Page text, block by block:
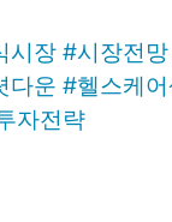
시장 #시장전망
다운 #헬스케어
자전략